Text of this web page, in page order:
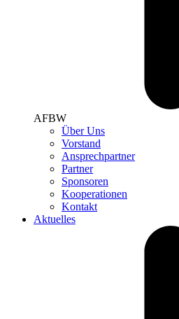
AFBW
Über Uns
Vorstand
Ansprechpartner
Partner
Sponsoren
Kooperationen
Kontakt
Aktuelles